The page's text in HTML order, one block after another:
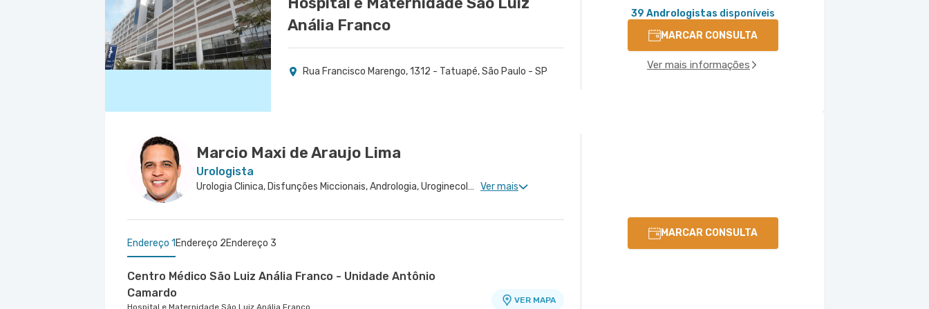
Anália Franco
Rua Francisco Marengo, 1312 - Tatuapé, São Paulo - SP
39 Andrologistas disponíveis
MARCAR CONSULTA
Ver mais informações
Marcio Maxi de Araujo Lima
Urologista
Urologia Clinica, Disfunções Miccionais, Andrologia, Uroginecologia, Infertilidade Masculina, Urologia Oncológica, Urologia Pediátrica, Cirurgia Urológica Ver mais
MARCAR CONSULTA
Endereço 1 Endereço 2Endereço 3
Centro Médico São Luiz Anália Franco - Unidade Antônio
Camardo
Hospital e Maternidade São Luiz Anália Franco
VER MAPA